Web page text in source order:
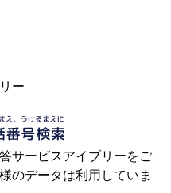
ー
サービスアイブリーをご
のデータは利用していま